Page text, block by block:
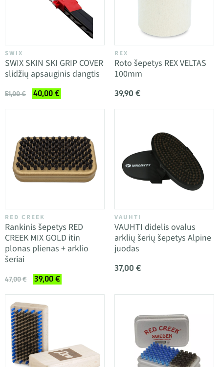
SWIX
SWIX SKIN SKI GRIP COVER
slidžių apsauginis dangtis
51,00 € 40,00 €
REX
Roto šepetys REX VELTAS
100mm
39,90 €
RED CREEK
Rankinis šepetys RED
CREEK MIX GOLD itin
plonas plienas + arklio
šeriai
47,00 € 39,00 €
VAUHTI
VAUHTI didelis ovalus
arklių šerių šepetys Alpine
juodas
37,00 €